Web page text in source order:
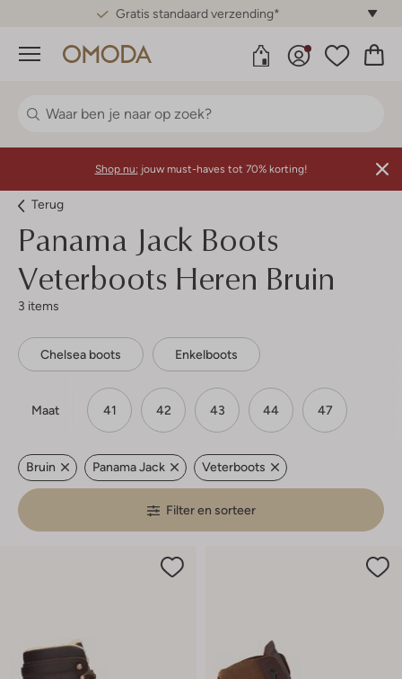
Gratis standaard verzending*
Menu
Shop nu: jouw must-haves tot 70% korting!
Terug
Panama Jack Boots
Veterboots Heren Bruin
3 items
Chelsea boots Enkelboots
Maat 41 42 43 44 47
Bruin Panama Jack Veterboots
Filter en sorteer